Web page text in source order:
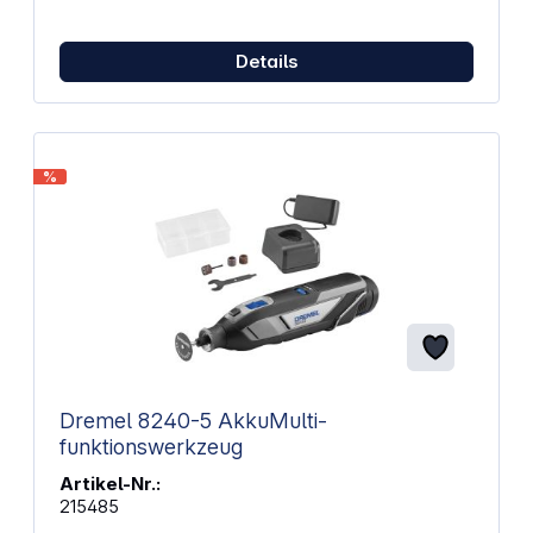
verschiedenste DIY-Arbeiten Leistungsstarker 220-
W-Motor mit elektronischer Drehzahlvorwahl Bosch
MagnetHold-System unterstützt beim
Zubehörwechsel Es ist umfangreiches Starlock-
Schneiden, Sägen, Schleifen, Schaben, Fräsen,
Raspeln und Polieren verschiedenster Materialien
Werkzeugaufnahme: Starlock Befestigung (für hohe
Nennaufnahme: 220 W Abgabeleistung: 130 W
Leerlaufschwingzahl: 15000 – 20000 U/min
Oszillationswinkel: 2,8 ° Gewicht: 1,10 kg
Multifunktionswerkzeug BIM Segmentsägeblatt Holz
und Metall, 85 mm Deltaschleifplatte 93 mm
Details
%
Dremel 8240-5 AkkuMulti-
funktionswerkzeug
Artikel-Nr.:
215485